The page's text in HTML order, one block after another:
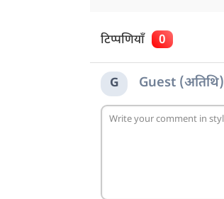
टिप्पणियाँ 0
G Guest (अतिथि)